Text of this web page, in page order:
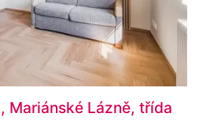
Mariánské Lázně, třída